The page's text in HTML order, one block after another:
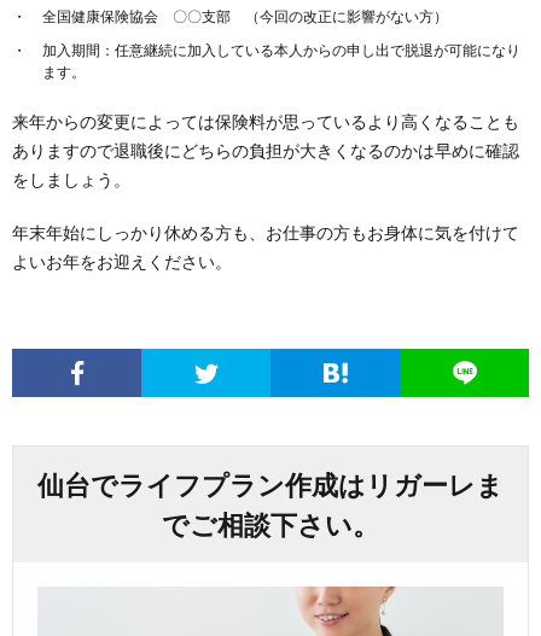
全国健康保険協会 〇〇支部 （今回の改正に影響がない方）
加入期間：任意継続に加入している本人からの申し出で脱退が可能になり
ます。
来年からの変更によっては保険料が思っているより高くなることも
ありますので退職後にどちらの負担が大きくなるのかは早めに確認
をしましょう。
年末年始にしっかり休める方も、お仕事の方もお身体に気を付けて
よいお年をお迎えください。
仙台でライフプラン作成はリガーレま
でご相談下さい。